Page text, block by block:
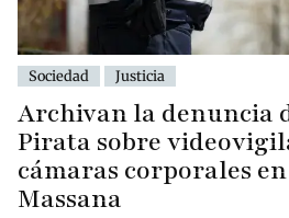
Sociedad Justicia
Archivan la denuncia
Pirata sobre
cámaras corporales
Massana